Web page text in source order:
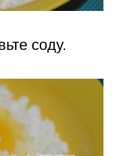
соду.